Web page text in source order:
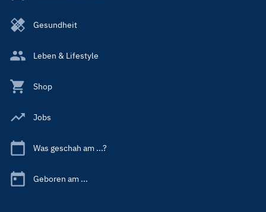
Gesundheit
Leben & Lifestyle
Shop
Jobs
Was geschah am ...?
Geboren am ...